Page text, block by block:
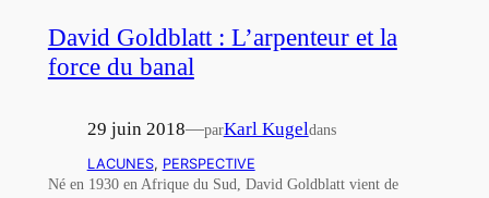
David Goldblatt : L’arpenteur et la
force du banal
29 juin 2018—parKarl Kugeldans
LACUNES, PERSPECTIVE
Né en 1930 en Afrique du Sud, David Goldblatt vient de